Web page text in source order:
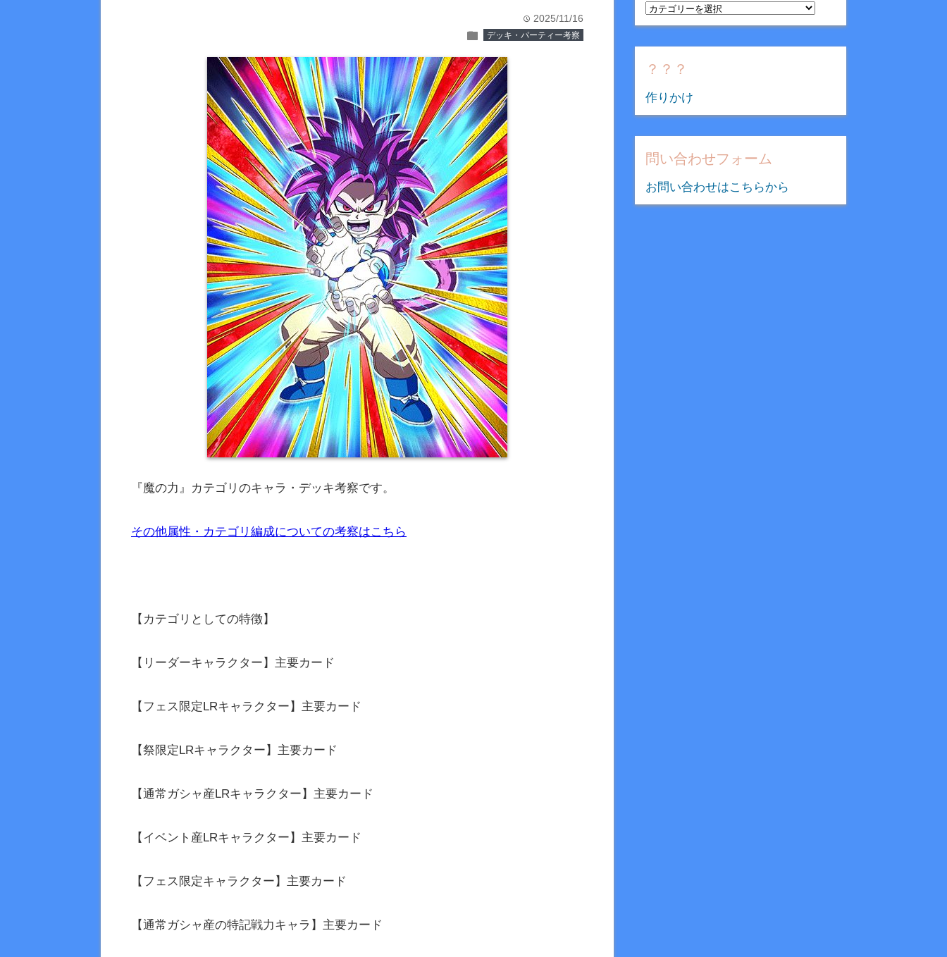
time 2025/11/16
folder デッキ・パーティー考察
『魔の力』カテゴリのキャラ・デッキ考察です。
その他属性・カテゴリ編成についての考察はこちら
【カテゴリとしての特徴】
【リーダーキャラクター】主要カード
【フェス限定LRキャラクター】主要カード
【祭限定LRキャラクター】主要カード
【通常ガシャ産LRキャラクター】主要カード
【イベント産LRキャラクター】主要カード
【フェス限定キャラクター】主要カード
【通常ガシャ産の特記戦力キャラ】主要カード
カ
テ
ゴ
リ
？？？
作りかけ
問い合わせフォーム
お問い合わせはこちらから